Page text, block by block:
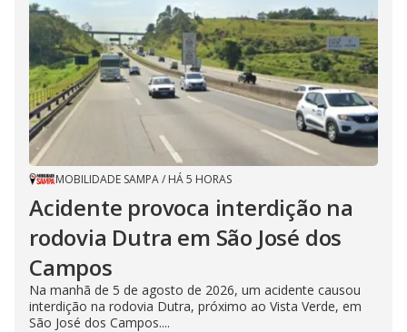
MOBILIDADE SAMPA/ HÁ 5 HORAS
Acidente provoca interdição na
rodovia Dutra em São José dos
Campos
Na manhã de 5 de agosto de 2026, um acidente causou
interdição na rodovia Dutra, próximo ao Vista Verde, em
São José dos Campos....